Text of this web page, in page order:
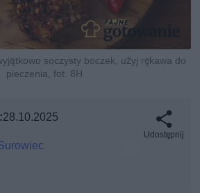
soczysty boczek, użyj rękawa do
pieczenia, fot. 8H
28.10.2025
Udostępnij